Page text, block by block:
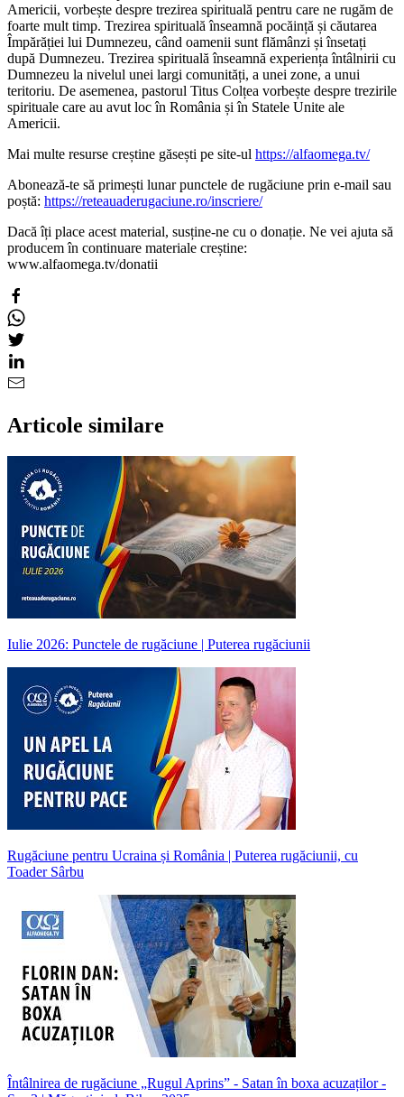
Americii, vorbește despre trezirea spirituală pentru care ne rugăm de
foarte mult timp. Trezirea spirituală înseamnă pocăință și căutarea
Împărăției lui Dumnezeu, când oamenii sunt flămânzi și însetați
după Dumnezeu. Trezirea spirituală înseamnă experiența întâlnirii cu
Dumnezeu la nivelul unei largi comunități, a unei zone, a unui
teritoriu. De asemenea, pastorul Titus Colțea vorbește despre trezirile
spirituale care au avut loc în România și în Statele Unite ale
Americii.
Mai multe resurse creștine găsești pe site-ul https://alfaomega.tv/
Abonează-te să primești lunar punctele de rugăciune prin e-mail sau
poștă: https://reteauaderugaciune.ro/inscriere/
Dacă îți place acest material, susține-ne cu o donație. Ne vei ajuta să
producem în continuare materiale creștine:
www.alfaomega.tv/donatii
Articole similare
Iulie 2026: Punctele de rugăciune | Puterea rugăciunii
Rugăciune pentru Ucraina și România | Puterea rugăciunii, cu
Toader Sârbu
Întâlnirea de rugăciune „Rugul Aprins” - Satan în boxa acuzaților -